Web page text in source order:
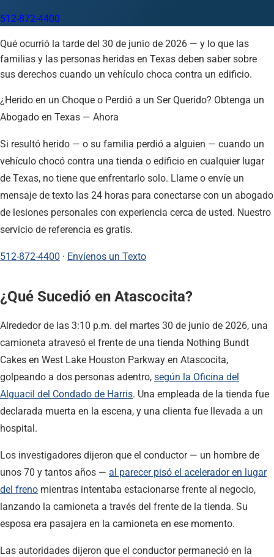
McAllen
Midland
512-872-4400
Qué ocurrió la tarde del 30 de junio de 2026 — y lo que las
familias y las personas heridas en Texas deben saber sobre
sus derechos cuando un vehículo choca contra un edificio.
¿Herido en un Choque o Perdió a un Ser Querido? Obtenga un
Abogado en Texas — Ahora
Si resultó herido — o su familia perdió a alguien — cuando un
vehículo chocó contra una tienda o edificio en cualquier lugar
de Texas, no tiene que enfrentarlo solo. Llame o envíe un
mensaje de texto las 24 horas para conectarse con un abogado
de lesiones personales con experiencia cerca de usted. Nuestro
servicio de referencia es gratis.
512-872-4400 · Envíenos un Texto
¿Qué Sucedió en Atascocita?
Alrededor de las 3:10 p.m. del martes 30 de junio de 2026, una
camioneta atravesó el frente de una tienda Nothing Bundt
Cakes en West Lake Houston Parkway en Atascocita,
golpeando a dos personas adentro, según la Oficina del
Alguacil del Condado de Harris. Una empleada de la tienda fue
declarada muerta en la escena, y una clienta fue llevada a un
hospital.
Los investigadores dijeron que el conductor — un hombre de
unos 70 y tantos años — al parecer pisó el acelerador en lugar
del freno mientras intentaba estacionarse frente al negocio,
lanzando la camioneta a través del frente de la tienda. Su
esposa era pasajera en la camioneta en ese momento.
Las autoridades dijeron que el conductor permaneció en la